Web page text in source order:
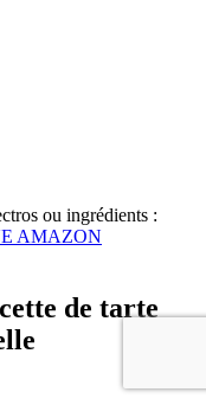
ou ingrédients :
AMAZON
de tarte